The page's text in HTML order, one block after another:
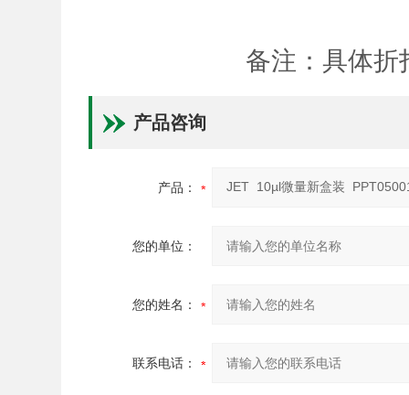
备注：具体折
产品咨询
产品：
您的单位：
您的姓名：
联系电话：